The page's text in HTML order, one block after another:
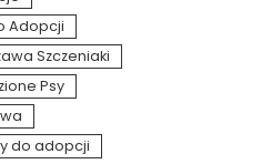
Adopcji
Szczeniaki
Psy
do adopcji